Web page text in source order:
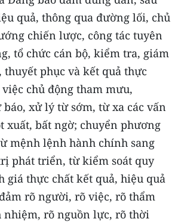
THÁNG
quả, thông qua đường lối, chủ
chiến lược, công tác tuyên
tổ chức cán bộ, kiểm tra, giám
thuyết phục và kết quả thực
chủ động tham mưu,
xử lý từ sớm, từ xa các vấn
xuất, bất ngờ; chuyển phương
mệnh lệnh hành chính sang
phát triển, từ kiểm soát quy
giá thực chất kết quả, hiệu quả
rõ người, rõ việc, rõ thẩm
nhiệm, rõ nguồn lực, rõ thời